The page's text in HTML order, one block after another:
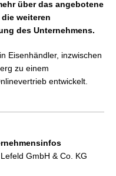
über das angebotene
weiteren
des Unternehmens.
Eisenhändler, inzwischen
zu einem
entwickelt.
GmbH & Co. KG